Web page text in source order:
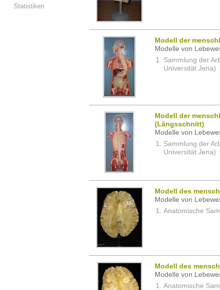
Statistiken
Modell der
Modelle von
Sammlung der
Universität Jena)
Modell der
(Längsschnitt)
Modelle von
Sammlung der
Universität Jena)
Modell des
Modelle von
Anatomische
Modell des
Modelle von
Anatomische